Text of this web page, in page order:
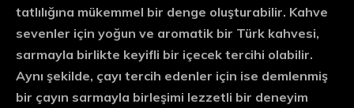
tatlılığına mükemmel bir denge oluşturabilir. Kahve
sevenler için yoğun ve aromatik bir Türk kahvesi,
sarmayla birlikte keyifli bir içecek tercihi olabilir.
Aynı şekilde, çayı tercih edenler için ise demlenmiş
bir çayın sarmayla birleşimi lezzetli bir deneyim